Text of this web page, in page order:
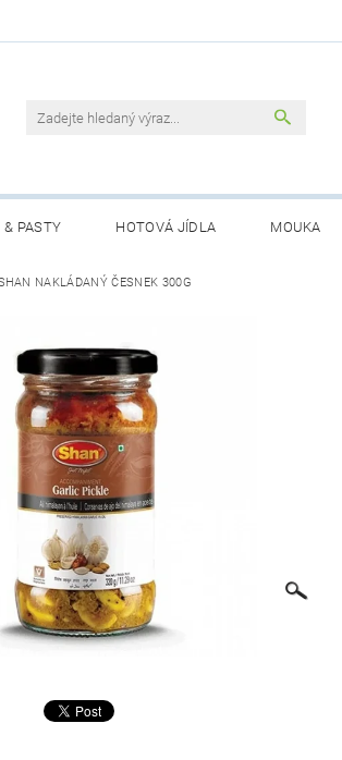
& PASTY HOTOVÁ JÍDLA MOUKA
OBCHODNÍ PODMÍNKY
NAKLÁDANÝ ČESNEK 300G